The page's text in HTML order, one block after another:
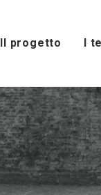
Il progetto I